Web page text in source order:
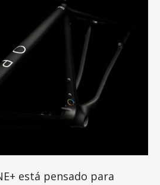
está pensado para